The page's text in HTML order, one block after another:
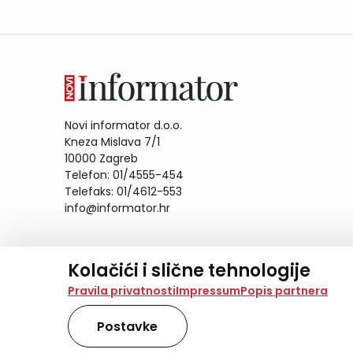
Kolačići i slične tehnologije
Na našoj web stranici koristimo kolačiće i slične
analiziramo promet na stranici te prikazujemo
također koriste ove tehnologije.
Odabirom opcije „Samo nužno“ prihvaćate samo
obradu svih kolačića potrebnih za analitiku i
Pravila privatnostiImpressumPopis partnera
Postavke
Novi informator d.o.o.
Kneza Mislava 7/1
10000 Zagreb
Telefon: 01/4555-454
Telefaks: 01/4612-553
info@informator.hr